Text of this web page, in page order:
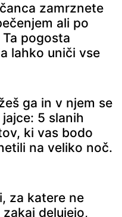
zamrznete
ali po
Ta pogosta
lahko uniči vse
ga in v njem se
5 slanih
ki vas bodo
na veliko noč.
za katere ne
delujejo,